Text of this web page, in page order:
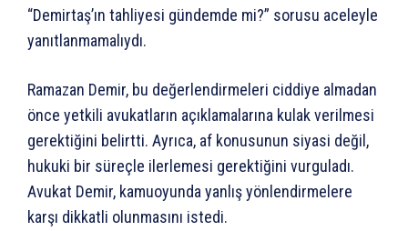
“Demirtaş’ın tahliyesi gündemde mi?” sorusu aceleyle
yanıtlanmamalıydı.
Ramazan Demir, bu değerlendirmeleri ciddiye almadan
önce yetkili avukatların açıklamalarına kulak verilmesi
gerektiğini belirtti. Ayrıca, af konusunun siyasi değil,
hukuki bir süreçle ilerlemesi gerektiğini vurguladı.
Avukat Demir, kamuoyunda yanlış yönlendirmelere
karşı dikkatli olunmasını istedi.